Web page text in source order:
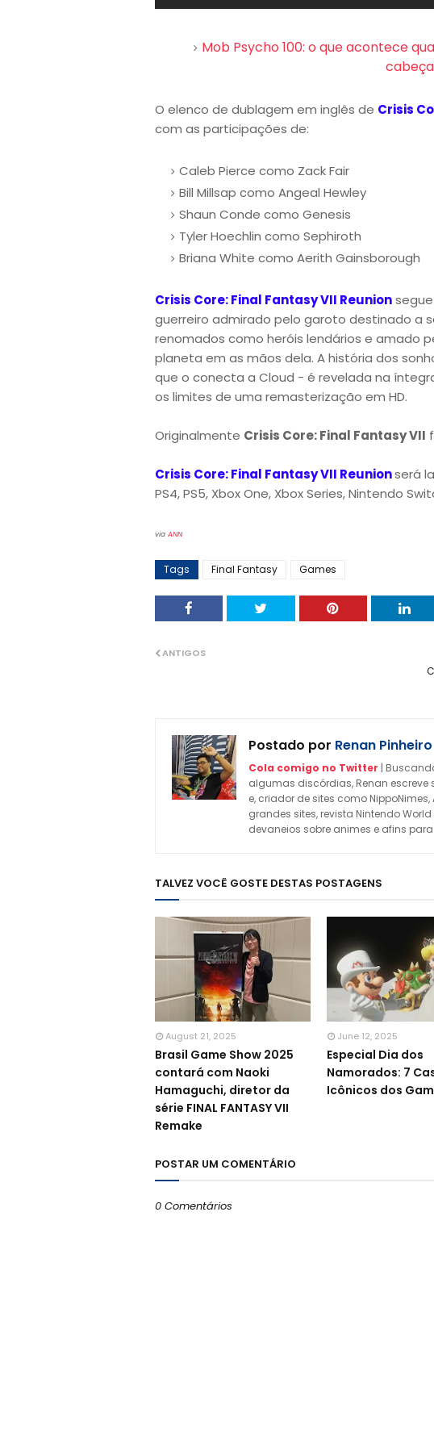
Mob Psycho 100: o que acontece
O elenco de dublagem em inglês de Crisis
com as participações de:
Caleb Pierce como Zack Fair
Bill Millsap como Angeal Hewley
Shaun Conde como Genesis
Tyler Hoechlin como Sephiroth
Briana White como Aerith Gainsborough
Crisis Core: Final Fantasy VII Reunion
guerreiro admirado pelo garoto destinado a
renomados como heróis lendários e amado
planeta em as mãos dela. A história dos
que o conecta a Cloud - é revelada na
os limites de uma remasterização em HD.
Originalmente Crisis Core: Final Fantasy VII
Crisis Core: Final Fantasy VII Reunionserá
PS4, PS5, Xbox One, Xbox Series, Nintendo
via ANN
Tags Final Fantasy Games
ANTIGOS
Postado por Renan Pinheiro
Cola comigo no Twitter |
algumas discórdias, Renan escreve
e, criador de sites como
grandes sites, revista Nintendo
devaneios sobre animes e afins
TALVEZ VOCÊ GOSTE DESTAS POSTAGENS
August 21, 2025
Brasil Game Show 2025
contará com Naoki
Hamaguchi, diretor da
série FINAL FANTASY VII
Remake
June 12, 2025
Especial Dia dos
Namorados: 7
Icônicos dos
POSTAR UM COMENTÁRIO
0 Comentários